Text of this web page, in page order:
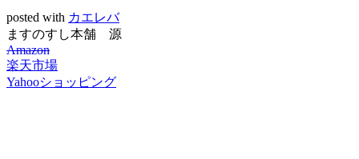
posted with カエレバ
ますのすし本舗 源
Amazon
楽天市場
Yahooショッピング